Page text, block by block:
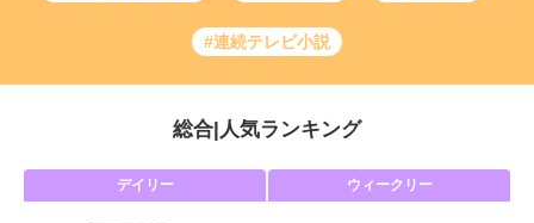
#連続テレビ小説
総合 人気ランキング
デイリー ウィークリー